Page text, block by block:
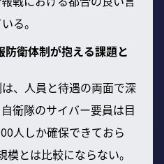
る。
衛体制が抱える課題と
、人員と待遇の両面で深
衛隊のサイバー要員は目
人しか確保できておら
とは比較にならない。